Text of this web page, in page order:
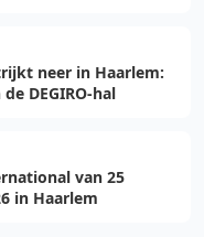
neer in Haarlem:
DEGIRO-hal
van 25
in Haarlem